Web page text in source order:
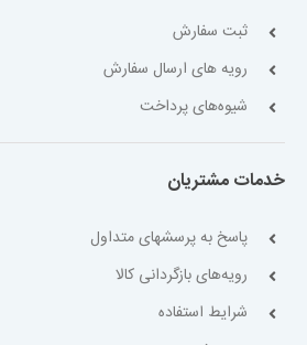
ثبت سفارش
رویه های ارسال سفارش
شیوه‌های پرداخت
خدمات مشتریان
پاسخ به پرسشهای متداول
رویه‌های بازگردانی کالا
شرایط استفاده